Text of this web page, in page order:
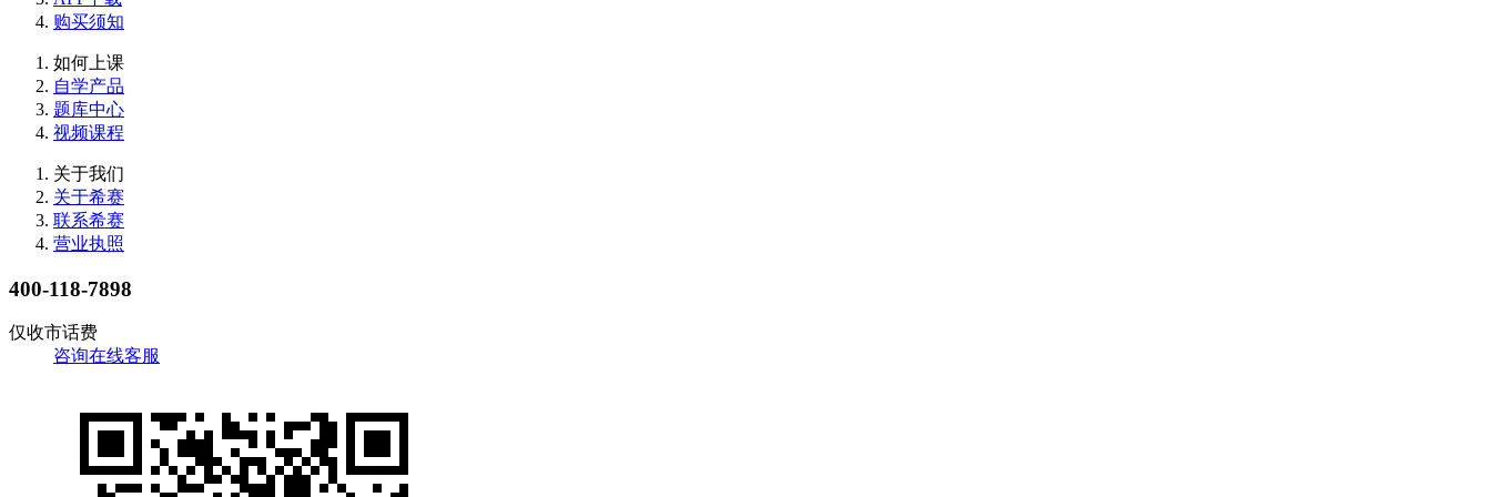
购买须知
如何上课
自学产品
题库中心
视频课程
关于我们
关于希赛
联系希赛
营业执照
400-118-7898
仅收市话费
咨询在线客服